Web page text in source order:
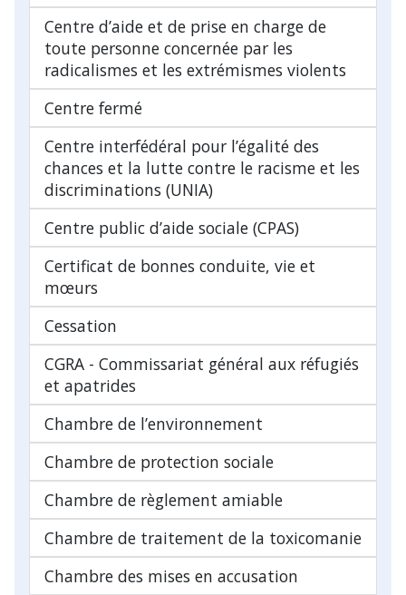
Centre d’aide et de prise en charge de
toute personne concernée par les
radicalismes et les extrémismes violents
Centre fermé
Centre interfédéral pour l’égalité des
chances et la lutte contre le racisme et les
discriminations (UNIA)
Centre public d’aide sociale (CPAS)
Certificat de bonnes conduite, vie et
mœurs
Cessation
CGRA - Commissariat général aux réfugiés
et apatrides
Chambre de l’environnement
Chambre de protection sociale
Chambre de règlement amiable
Chambre de traitement de la toxicomanie
Chambre des mises en accusation